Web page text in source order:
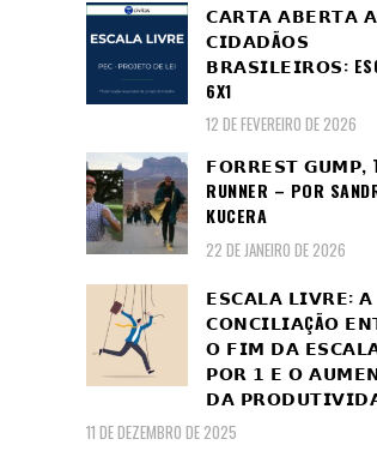
𝗖𝗔𝗥𝗧𝗔 𝗔𝗕𝗘𝗥𝗧𝗔
𝗖𝗜𝗗𝗔𝗗Ã𝗢𝗦
𝗕𝗥𝗔𝗦𝗜𝗟𝗘𝗜𝗥𝗢𝗦:
6X1
12 DE FEVEREIRO DE 2026
𝗙𝗢𝗥𝗥𝗘𝗦𝗧 𝗚𝗨𝗠𝗣,
RUNNER – POR
KUCERA
22 DE JANEIRO DE 2026
𝗘𝗦𝗖𝗔𝗟𝗔 𝗟𝗜𝗩𝗥𝗘: 𝗔
𝗖𝗢𝗡𝗖𝗜𝗟𝗜𝗔ÇÃ𝗢
𝗢 𝗙𝗜𝗠 𝗗𝗔
𝗣𝗢𝗥 𝟭 𝗘 𝗢
𝗗𝗔
11 DE DEZEMBRO DE 2025